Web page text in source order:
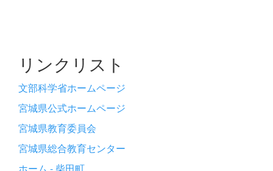
リンクリスト
文部科学省ホームページ
宮城県公式ホームページ
宮城県教育委員会
宮城県総合教育センター
ホーム - 柴田町